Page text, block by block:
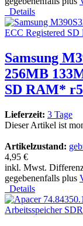
Details
Samsung
256MB
SD RAM*
Lieferzeit: 3 Tage
Dieser Artikel ist
Artikelzustand:
4,95 €
inkl. Mwst.
gegebenenfalls plus
Details